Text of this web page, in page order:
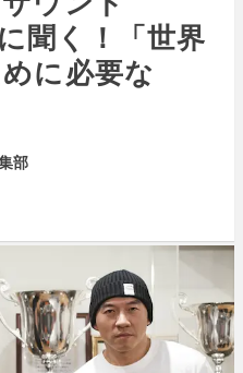
聞く！「世界
に必要な
部